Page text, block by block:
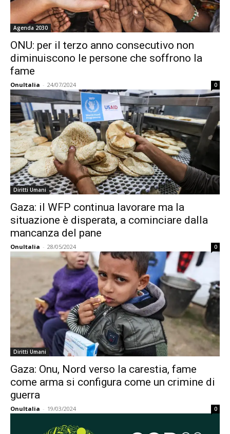
Agenda 2030
ONU: per il terzo anno consecutivo non
diminuiscono le persone che soffrono la
fame
OnuItalia - 24/07/2024 0
Diritti Umani
Gaza: il WFP continua lavorare ma la
situazione è disperata, a cominciare dalla
mancanza del pane
OnuItalia - 28/05/2024 0
Diritti Umani
Gaza: Onu, Nord verso la carestia, fame
come arma si configura come un crimine di
guerra
OnuItalia - 19/03/2024 0